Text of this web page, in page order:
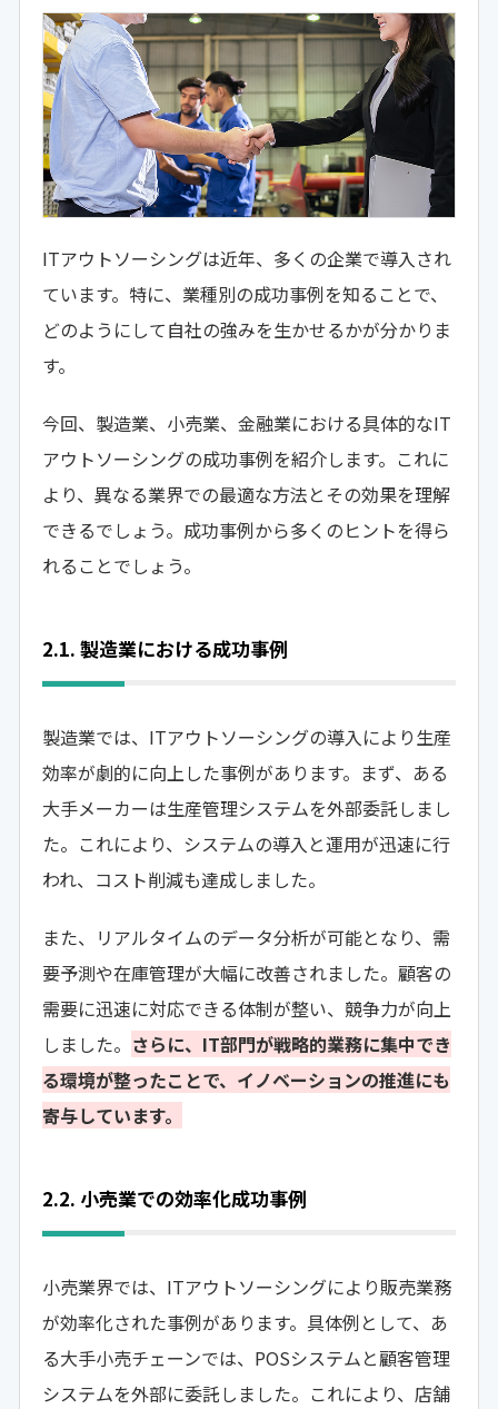
ITアウトソーシングは近年、多くの企業で導入され
ています。特に、業種別の成功事例を知ることで、
どのようにして自社の強みを生かせるかが分かりま
す。
今回、製造業、小売業、金融業における具体的なIT
アウトソーシングの成功事例を紹介します。これに
より、異なる業界での最適な方法とその効果を理解
できるでしょう。成功事例から多くのヒントを得ら
れることでしょう。
2.1. 製造業における成功事例
製造業では、ITアウトソーシングの導入により生産
効率が劇的に向上した事例があります。まず、ある
大手メーカーは生産管理システムを外部委託しまし
た。これにより、システムの導入と運用が迅速に行
われ、コスト削減も達成しました。
また、リアルタイムのデータ分析が可能となり、需
要予測や在庫管理が大幅に改善されました。顧客の
需要に迅速に対応できる体制が整い、競争力が向上
しました。 さらに、IT部門が戦略的業務に集中でき
る環境が整ったことで、イノベーションの推進にも
寄与しています。
2.2. 小売業での効率化成功事例
小売業界では、ITアウトソーシングにより販売業務
が効率化された事例があります。具体例として、あ
る大手小売チェーンでは、POSシステムと顧客管理
システムを外部に委託しました。これにより、店舗